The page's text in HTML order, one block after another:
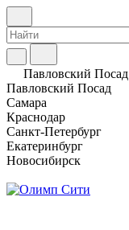
Павловский Посад
Павловский Посад
Самара
Краснодар
Санкт-Петербург
Екатеринбург
Новосибирск